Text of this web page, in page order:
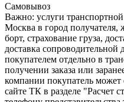
Самовывоз
Важно: услуги
Москва в город получателя,
борт, страхование груза,
доставка
покупателем отдельно в
получении заказа или
компании покупатель может
сайте ТК в разделе "Расчет